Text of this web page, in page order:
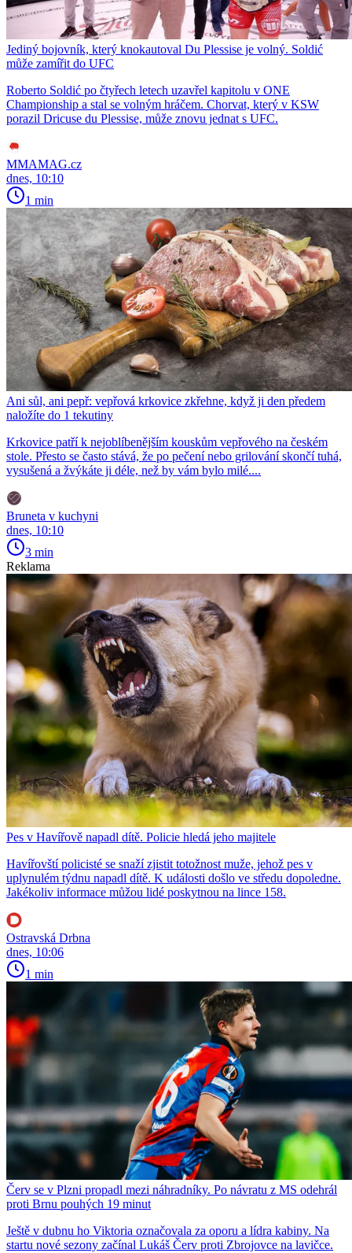
Jediný bojovník, který knokautoval Du Plessise je volný. Soldić
může zamířit do UFC
Roberto Soldić po čtyřech letech uzavřel kapitolu v ONE
Championship a stal se volným hráčem. Chorvat, který v KSW
porazil Dricuse du Plessise, může znovu jednat s UFC.
MMAMAG.cz
dnes, 10:10
1 min
Ani sůl, ani pepř: vepřová krkovice zkřehne, když ji den předem
naložíte do 1 tekutiny
Krkovice patří k nejoblíbenějším kouskům vepřového na českém
stole. Přesto se často stává, že po pečení nebo grilování skončí tuhá,
vysušená a žvýkáte ji déle, než by vám bylo milé....
Bruneta v kuchyni
dnes, 10:10
3 min
Reklama
Pes v Havířově napadl dítě. Policie hledá jeho majitele
Havířovští policisté se snaží zjistit totožnost muže, jehož pes v
uplynulém týdnu napadl dítě. K události došlo ve středu dopoledne.
Jakékoliv informace můžou lidé poskytnou na lince 158.
Ostravská Drbna
dnes, 10:06
1 min
Červ se v Plzni propadl mezi náhradníky. Po návratu z MS odehrál
proti Brnu pouhých 19 minut
Ještě v dubnu ho Viktoria označovala za oporu a lídra kabiny. Na
startu nové sezony začínal Lukáš Červ proti Zbrojovce na lavičce.